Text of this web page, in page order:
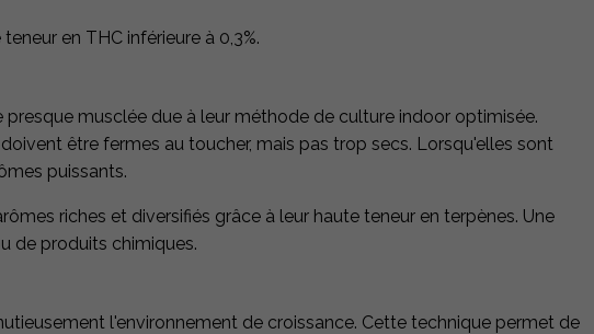
en THC inférieure à 0,3%.
musclée due à leur méthode de culture indoor optimisée.
être fermes au toucher, mais pas trop secs. Lorsqu'elles sont
puissants.
riches et diversifiés grâce à leur haute teneur en terpènes. Une
de produits chimiques.
l'environnement de croissance. Cette technique permet de